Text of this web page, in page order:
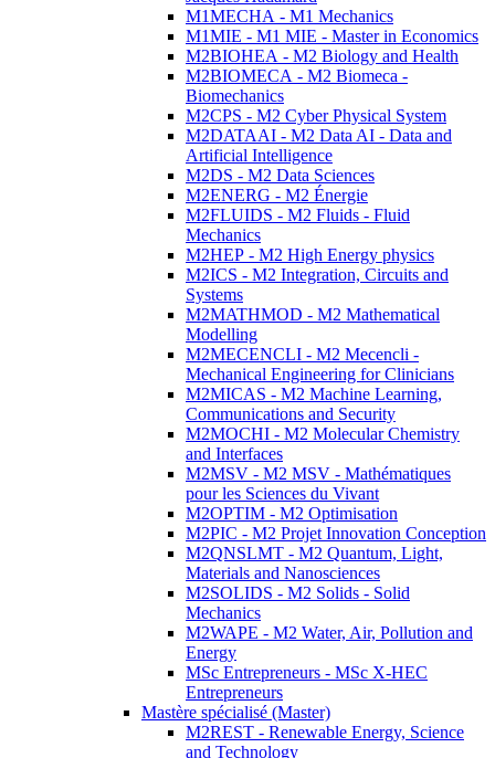
M1MECHA - M1 Mechanics
M1MIE - M1 MIE - Master in Economics
M2BIOHEA - M2 Biology and Health
M2BIOMECA - M2 Biomeca -
Biomechanics
M2CPS - M2 Cyber Physical System
M2DATAAI - M2 Data AI - Data and
Artificial Intelligence
M2DS - M2 Data Sciences
M2ENERG - M2 Énergie
M2FLUIDS - M2 Fluids - Fluid
Mechanics
M2HEP - M2 High Energy physics
M2ICS - M2 Integration, Circuits and
Systems
M2MATHMOD - M2 Mathematical
Modelling
M2MECENCLI - M2 Mecencli -
Mechanical Engineering for Clinicians
M2MICAS - M2 Machine Learning,
Communications and Security
M2MOCHI - M2 Molecular Chemistry
and Interfaces
M2MSV - M2 MSV - Mathématiques
pour les Sciences du Vivant
M2OPTIM - M2 Optimisation
M2PIC - M2 Projet Innovation Conception
M2QNSLMT - M2 Quantum, Light,
Materials and Nanosciences
M2SOLIDS - M2 Solids - Solid
Mechanics
M2WAPE - M2 Water, Air, Pollution and
Energy
MSc Entrepreneurs - MSc X-HEC
Entrepreneurs
Mastère spécialisé (Master)
M2REST - Renewable Energy, Science
and Technology